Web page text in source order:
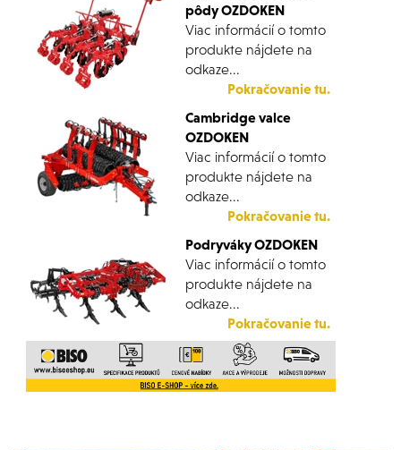
pôdyOZDOKEN
Viac informácií o tomto
produkte nájdete na
odkaze...
Pokračovanie tu.
Cambridge valce
OZDOKEN
Viac informácií o tomto
produkte nájdete na
odkaze...
Pokračovanie tu.
PodryvákyOZDOKEN
Viac informácií o tomto
produkte nájdete na
odkaze...
Pokračovanie tu.